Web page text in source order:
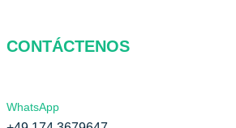
CONTÁCTENOS
WhatsApp